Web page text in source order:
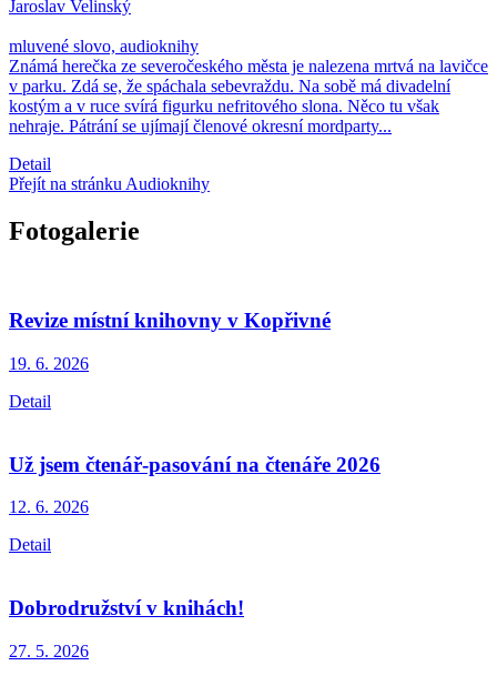
Jaroslav Velinský
mluvené slovo, audioknihy
Známá herečka ze severočeského města je nalezena mrtvá na lavičce
v parku. Zdá se, že spáchala sebevraždu. Na sobě má divadelní
kostým a v ruce svírá figurku nefritového slona. Něco tu však
nehraje. Pátrání se ujímají členové okresní mordparty...
Detail
Přejít na stránku Audioknihy
Fotogalerie
Revize místní knihovny v Kopřivné
19. 6. 2026
Detail
Už jsem čtenář-pasování na čtenáře 2026
12. 6. 2026
Detail
Dobrodružství v knihách!
27. 5. 2026